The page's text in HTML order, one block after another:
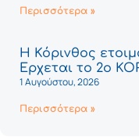
Περισσότερα »
Η Κόρινθος
Έρχεται το 2ο
1 Αυγούστου, 2026
Περισσότερα »